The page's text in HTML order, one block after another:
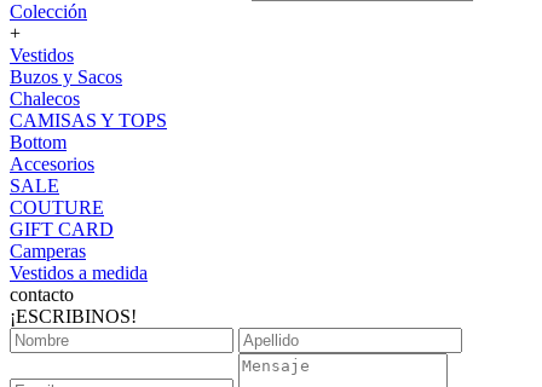
Colección
+
Vestidos
Buzos y Sacos
Chalecos
CAMISAS Y TOPS
Bottom
Accesorios
SALE
COUTURE
GIFT CARD
Camperas
Vestidos a medida
contacto
¡ESCRIBINOS!